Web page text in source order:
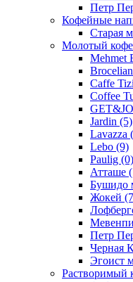
Петр
Кофейные
Старая
Молотый кофе
Mehmet
Caffe
Coffee
Jardin (5)
Lavazza
Lebo (9)
Paulig (0)
Атташе
Бушидо
Жокей
Петр
Черная
Эгоист
Растворимый